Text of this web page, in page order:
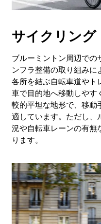
サイクリング
ブルーミントン周辺での
ンフラ整備の取り組みに
各所を結ぶ自転車道やト
車で目的地へ移動しやす
較的平坦な地形で、移動
適しています。ただし、
況や自転車レーンの有無
ります。